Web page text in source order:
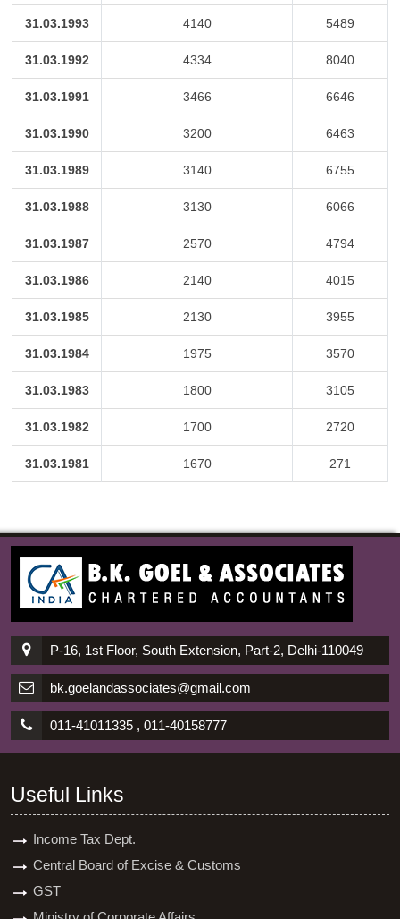
31.03.1993 4140 5489
31.03.1992 4334 8040
31.03.1991 3466 6646
31.03.1990 3200 6463
31.03.1989 3140 6755
31.03.1988 3130 6066
31.03.1987 2570 4794
31.03.1986 2140 4015
31.03.1985 2130 3955
31.03.1984 1975 3570
31.03.1983 1800 3105
31.03.1982 1700 2720
31.03.1981 1670 271
P-16, 1st Floor, South Extension, Part-2, Delhi-110049
bk.goelandassociates@gmail.com
011-41011335 , 011-40158777
Useful Links
Income Tax Dept.
Central Board of Excise & Customs
GST